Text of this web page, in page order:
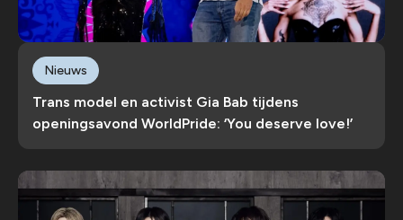
Trans model en activist Gia Bab tijdens
openingsavond WorldPride: ‘You deserve love!’
Nieuws